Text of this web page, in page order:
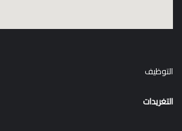
التوظيف
التغريدات